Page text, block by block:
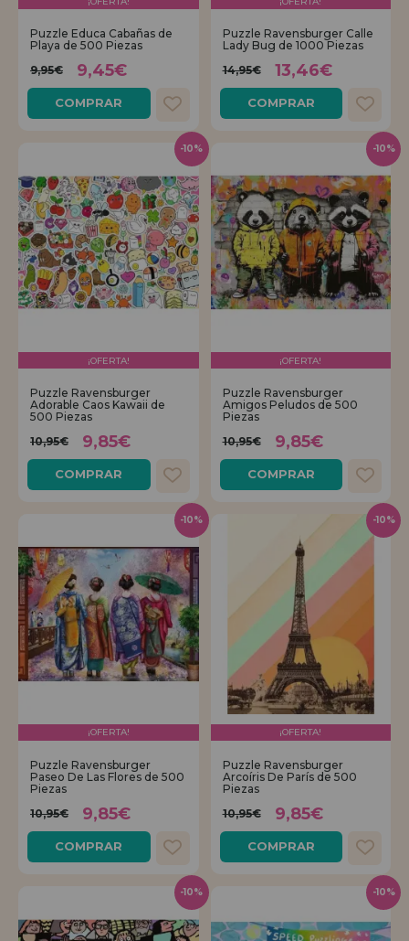
REGISTRO DISTRIBUIDOR
Puzzle Educa Cabañas de
Playa de 500 Piezas
9,95€
9,45€
COMPRAR
Puzzle Ravensburger Calle
Lady Bug de 1000 Piezas
14,95€
13,46€
COMPRAR
¡OFERTA!
Puzzle Ravensburger
Adorable Caos Kawaii de
500 Piezas
10,95€
9,85€
COMPRAR
-10%
¡OFERTA!
Puzzle Ravensburger
Amigos Peludos de 500
Piezas
10,95€
9,85€
COMPRAR
-10%
¡OFERTA!
Puzzle Ravensburger
Paseo De Las Flores de 500
Piezas
10,95€
9,85€
COMPRAR
-10%
¡OFERTA!
Puzzle Ravensburger
Arcoíris De París de 500
Piezas
10,95€
9,85€
COMPRAR
-10%
-10% -10%